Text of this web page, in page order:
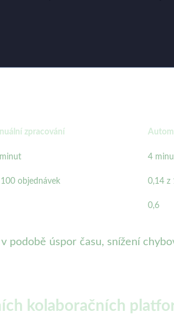
zpracování
4
objednávek 0,14 z
0,6
podobě úspor času, snížení
kolaboračních